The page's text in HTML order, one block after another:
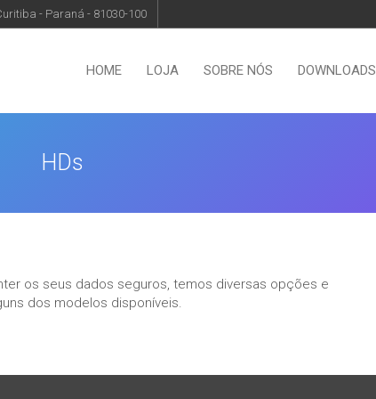
- Paraná - 81030-100
HOME LOJA SOBRE NÓS DOWNLOADS
HDs
os seus dados seguros, temos diversas opções e
dos modelos disponíveis.